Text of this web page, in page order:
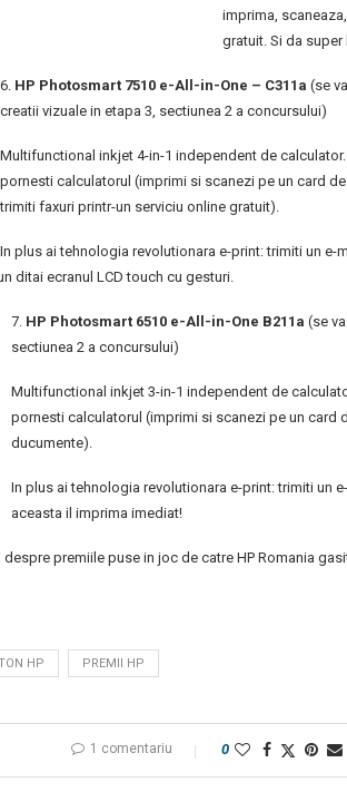
imprima,
gratuit. Si da super
6. HP Photosmart 7510 e-All-in-One – C311a (se
creatii vizuale in etapa 3, sectiunea 2 a concursului)
Multifunctional inkjet 4-in-1 independent de
pornesti calculatorul (imprimi si scanezi pe un card
trimiti faxuri printr-un serviciu online gratuit).
In plus ai tehnologia revolutionara e-print: trimiti un e-
ditai ecranul LCD touch cu gesturi.
7. HP Photosmart 6510 e-All-in-One B211a (se
sectiunea 2 a concursului)
Multifunctional inkjet 3-in-1 independent de
pornesti calculatorul (imprimi si scanezi pe un
ducumente).
In plus ai tehnologia revolutionara e-print: trimiti un
aceasta il imprima imediat!
premiile puse in joc de catre HP Romania
HP PREMII HP
1 comentariu 0